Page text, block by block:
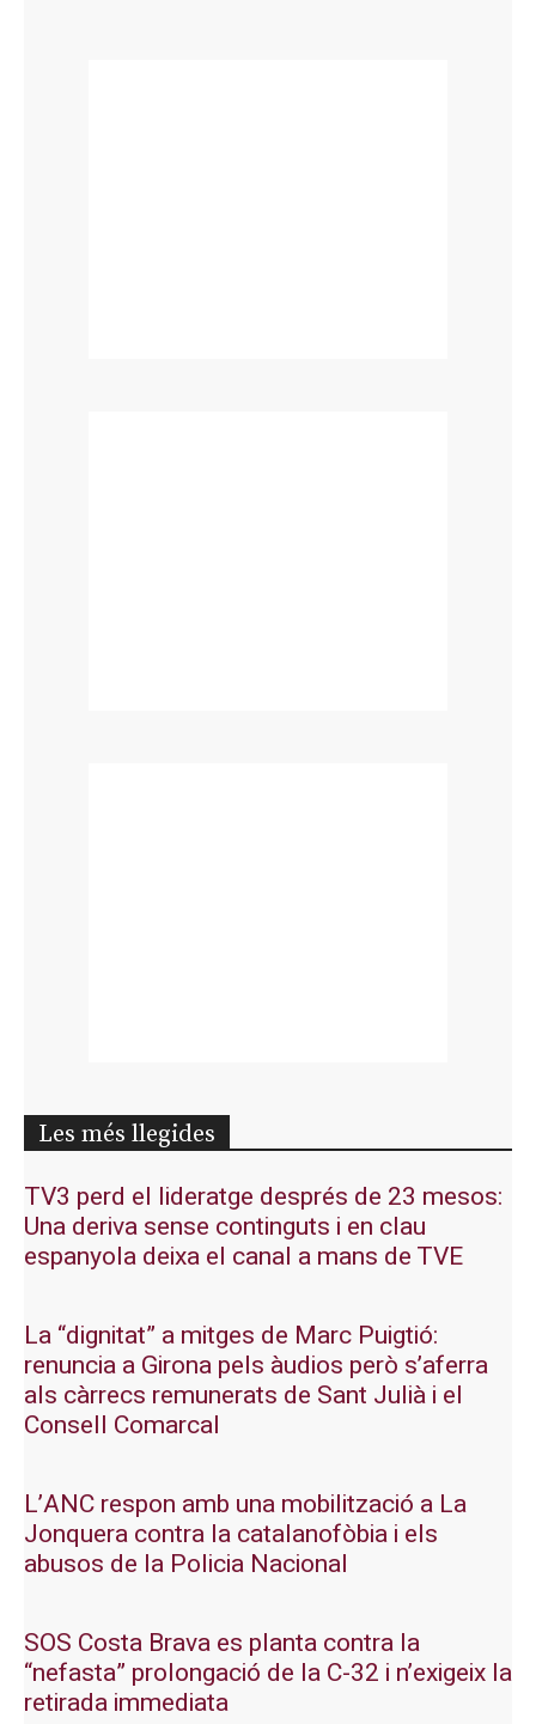
Les més llegides
TV3 perd el lideratge després de 23 mesos:
Una deriva sense continguts i en clau
espanyola deixa el canal a mans de TVE
La “dignitat” a mitges de Marc Puigtió:
renuncia a Girona pels àudios però s’aferra
als càrrecs remunerats de Sant Julià i el
Consell Comarcal
L’ANC respon amb una mobilització a La
Jonquera contra la catalanofòbia i els
abusos de la Policia Nacional
SOS Costa Brava es planta contra la
“nefasta” prolongació de la C-32 i n’exigeix la
retirada immediata